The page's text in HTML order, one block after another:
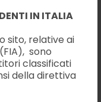
IN ITALIA
sito, relative ai
sono
classificati
della direttiva
disposizioni
che
privato, di
contesto